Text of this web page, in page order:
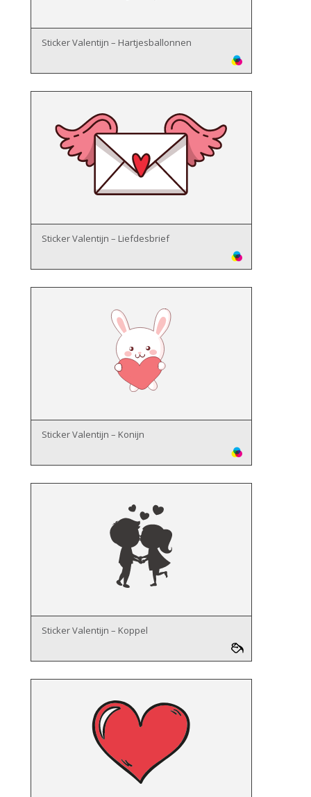
Sticker Valentijn – Hartjesballonnen
Sticker Valentijn – Liefdesbrief
Sticker Valentijn – Konijn
Sticker Valentijn – Koppel